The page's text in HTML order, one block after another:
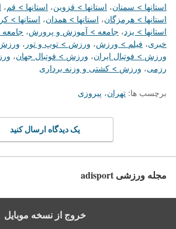
استانها > سمنان، استانها > قزوین، استانها > قم،
استانها > هرمزگان، استانها > همدان، استانها >
استانها > یزد، جامعه > آموزش و پرورش، جامعه
خبری، فیلم > ورزش، ورزش > توپ و تور ،
ورزش > فوتبال ایران، ورزش > فوتبال جهان،
رزمی، ورزش > کشتی و وزنه برداری
برچسب ها: تهران، پیروزی
یک دیدگاه ارسال کنید
مجله ورزشی adisport
خروج از نسخه موبایل